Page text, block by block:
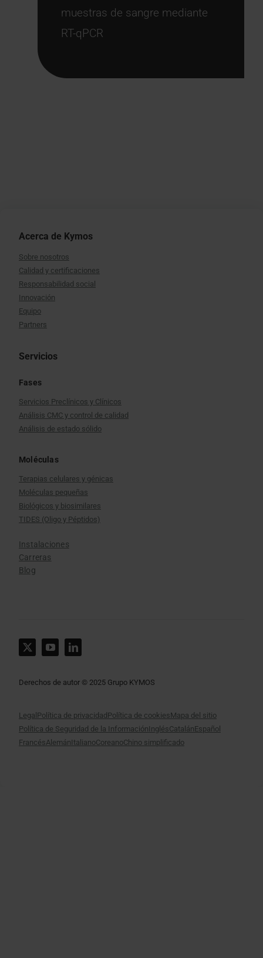
muestras de sangre mediante
RT-qPCR
Acerca de Kymos
Sobre nosotros
Calidad y certificaciones
Responsabilidad social
Innovación
Equipo
Partners
Servicios
Fases
Servicios Preclínicos y Clínicos
Análisis CMC y control de calidad
Análisis de estado sólido
Moléculas
Terapias celulares y génicas
Moléculas pequeñas
Biológicos y biosimilares
TIDES (Oligo y Péptidos)
Instalaciones
Carreras
Blog
Derechos de autor © 2025 Grupo KYMOS
Legal Política de privacidad Política de cookiesMapa del sitio
Política de Seguridad de la InformaciónInglésCatalánEspañol
FrancésAlemánItalianoCoreanoChino simplificado